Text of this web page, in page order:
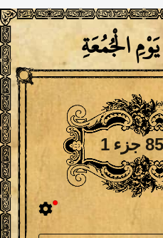
الْجُمُعَةِ